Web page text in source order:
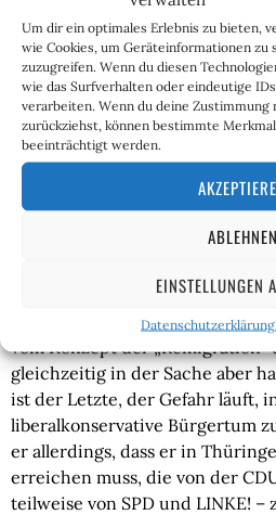
Um dir ein optimales Erlebnis zu bieten,
wie Cookies, um Geräteinformationen
zuzugreifen. Wenn du diesen
wie das Surfverhalten oder eindeutige
verarbeiten. Wenn du deine
zurückziehst, können bestimmte
beeinträchtigt werden.
ABLEHNEN
EINSTELLUNGEN
Datenschutzerklärung
entgegnen: Selbst wenn die AfD
realistischen 30 Prozent
keinerlei politische Macht
blockt auch eine AfD ab, die bei
steht. Im Klartext: Die AfD
Koalitionspartner, um ihre
muss sich demnach auch mit
anknüpfungsfähig bleiben.
6.) Stammwähler oder
Verstanden hat das Björn
mit Mario Voigt so Handzahm
vom Konzept der
gleichzeitig in der Sache aber
ist der Letzte, der Gefahr läuft,
liberalkonservative Bürgertum
er allerdings, dass er in
erreichen muss, die von der
teilweise von SPD und LINKE! –